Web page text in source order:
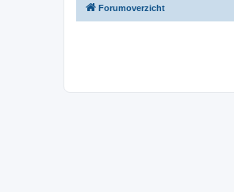
Forumoverzicht